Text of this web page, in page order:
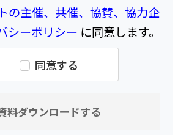
の主催、共催、協賛、協力企
シーポリシー に同意します。
同意する